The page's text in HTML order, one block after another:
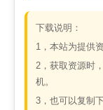
下载说明：
1，本站为提供
2，获取资源时
机。
3，也可以复制